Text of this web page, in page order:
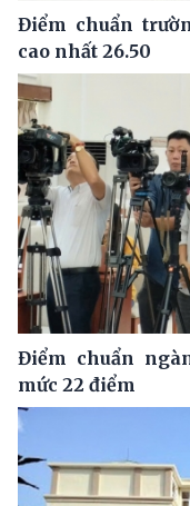
Điểm chuẩn
cao nhất 26.50
Điểm chuẩn
mức 22 điểm